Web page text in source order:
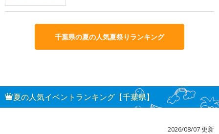
千葉県の夏の人気夏祭りランキング
夏の人気イベントランキング【千葉県】
2026/08/07 更新